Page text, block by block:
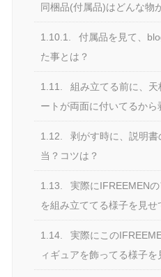
同梱品(付属品)はどんな物
1.10.1.
付属品を見て、
た事とは？
1.11.
組み立てる前に、
ートが両面に付いてるから
1.12.
剥がす時に、説明
当？コツは？
1.13.
実際にIFREEMEN
を組み立ててる様子を見せ
1.14.
実際にこの
ィギュアを飾ってる様子